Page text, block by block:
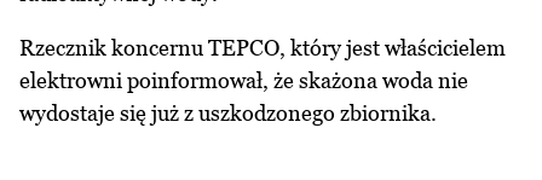
Rzecznik koncernu TEPCO, który jest właścicielem
elektrowni poinformował, że skażona woda nie
wydostaje się już z uszkodzonego zbiornika.